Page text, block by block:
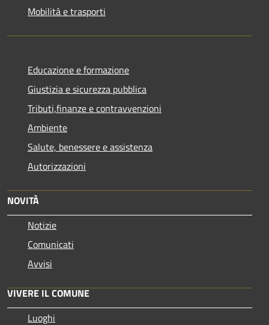
Mobilità e trasporti
Educazione e formazione
Giustizia e sicurezza pubblica
Tributi,finanze e contravvenzioni
Ambiente
Salute, benessere e assistenza
Autorizzazioni
NOVITÀ
Notizie
Comunicati
Avvisi
VIVERE IL COMUNE
Luoghi